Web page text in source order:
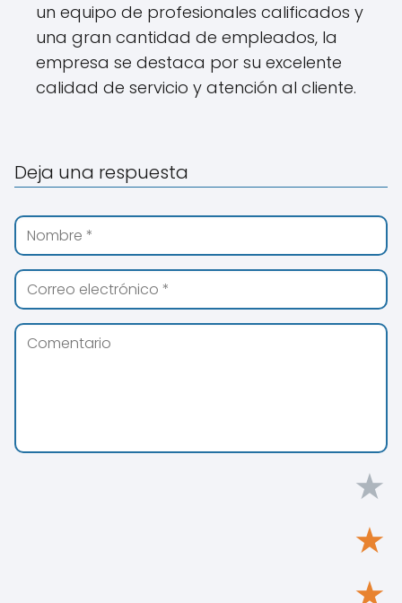
un equipo de profesionales calificados y
una gran cantidad de empleados, la
empresa se destaca por su excelente
calidad de servicio y atención al cliente.
Deja una respuesta
★
★